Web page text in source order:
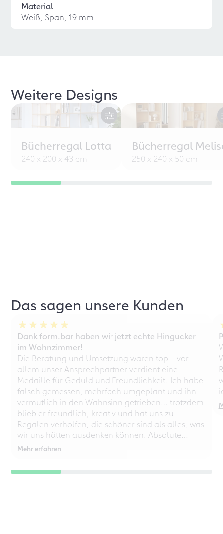
Material
Weiß, Span, 19 mm
Weitere Designs
Bücherregal Lotta
240 x 200 x 43 cm
Bücherregal
250 x 240 x 50 cm
Das sagen unsere Kunden
Dank form.bar haben wir jetzt echte Hingucker
im Wohnzimmer!
Die Beratung und Umsetzung waren top – vor
allem unser Ansprechpartner verdient eine
Medaille für Geduld und Freundlichkeit. Ich habe
falsch gemessen, mehrfach umgeplant und ihn
vermutlich in den Wahnsinn getrieben… trotzdem
blieb er freundlich, kreativ und hat uns zu
Regalen verholfen, die schöner sind als alles, was
wir uns hätten ausdenken können. Absolute
Empfehlung – auch für chaotische
Mehr erfahren